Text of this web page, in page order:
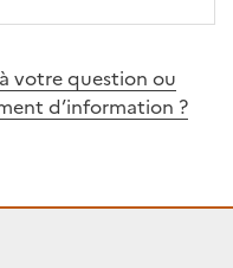
votre question ou
d’information ?